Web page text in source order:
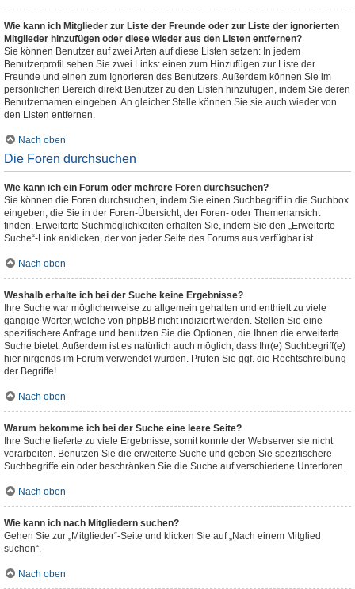
Wie kann ich Mitglieder zur Liste der Freunde oder zur Liste der ignorierten
Mitglieder hinzufügen oder diese wieder aus den Listen entfernen?
Sie können Benutzer auf zwei Arten auf diese Listen setzen: In jedem
Benutzerprofil sehen Sie zwei Links: einen zum Hinzufügen zur Liste der
Freunde und einen zum Ignorieren des Benutzers. Außerdem können Sie im
persönlichen Bereich direkt Benutzer zu den Listen hinzufügen, indem Sie deren
Benutzernamen eingeben. An gleicher Stelle können Sie sie auch wieder von
den Listen entfernen.
Nach oben
Die Foren durchsuchen
Wie kann ich ein Forum oder mehrere Foren durchsuchen?
Sie können die Foren durchsuchen, indem Sie einen Suchbegriff in die Suchbox
eingeben, die Sie in der Foren-Übersicht, der Foren- oder Themenansicht
finden. Erweiterte Suchmöglichkeiten erhalten Sie, indem Sie den „Erweiterte
Suche“-Link anklicken, der von jeder Seite des Forums aus verfügbar ist.
Nach oben
Weshalb erhalte ich bei der Suche keine Ergebnisse?
Ihre Suche war möglicherweise zu allgemein gehalten und enthielt zu viele
gängige Wörter, welche von phpBB nicht indiziert werden. Stellen Sie eine
spezifischere Anfrage und benutzen Sie die Optionen, die Ihnen die erweiterte
Suche bietet. Außerdem ist es natürlich auch möglich, dass Ihr(e) Suchbegriff(e)
hier nirgends im Forum verwendet wurden. Prüfen Sie ggf. die Rechtschreibung
der Begriffe!
Nach oben
Warum bekomme ich bei der Suche eine leere Seite?
Ihre Suche lieferte zu viele Ergebnisse, somit konnte der Webserver sie nicht
verarbeiten. Benutzen Sie die erweiterte Suche und geben Sie spezifischere
Suchbegriffe ein oder beschränken Sie die Suche auf verschiedene Unterforen.
Nach oben
Wie kann ich nach Mitgliedern suchen?
Gehen Sie zur „Mitglieder“-Seite und klicken Sie auf „Nach einem Mitglied
suchen“.
Nach oben